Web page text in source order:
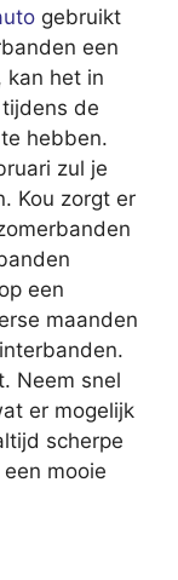
gebruikt
een
kan het in
de
hebben.
zul je
Kou zorgt er
een
maanden
Neem snel
er mogelijk
scherpe
mooie